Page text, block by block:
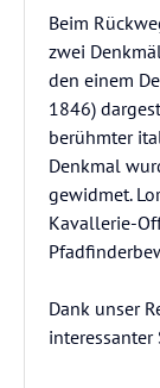
Beim
zwei
den einem
1846)
berühmter
Denkmal
gewidmet.
Kavallerie-
Dank unser